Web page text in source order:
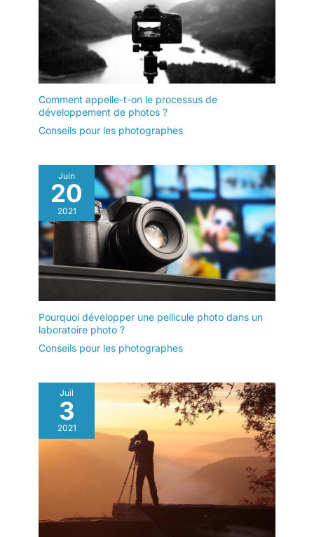
Comment appelle-t-on le processus de
développement de photos ?
Conseils pour les photographes
Juin
20
2021
Pourquoi développer une pellicule photo dans un
laboratoire photo ?
Conseils pour les photographes
Juil
3
2021